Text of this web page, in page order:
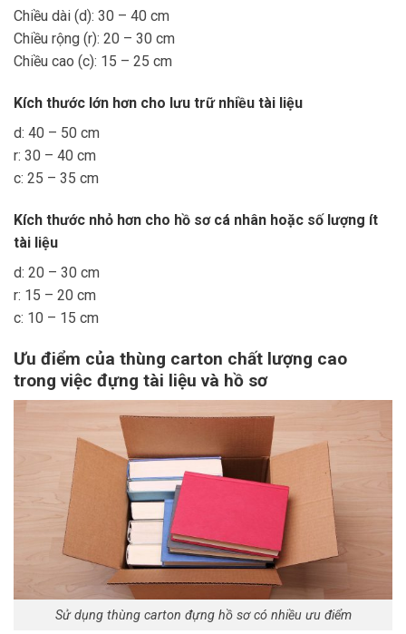
Chiều dài (d): 30 – 40 cm
Chiều rộng (r): 20 – 30 cm
Chiều cao (c): 15 – 25 cm
Kích thước lớn hơn cho lưu trữ nhiều tài liệu
d: 40 – 50 cm
r: 30 – 40 cm
c: 25 – 35 cm
Kích thước nhỏ hơn cho hồ sơ cá nhân hoặc số lượng ít
tài liệu
d: 20 – 30 cm
r: 15 – 20 cm
c: 10 – 15 cm
Ưu điểm của thùng carton chất lượng cao
trong việc đựng tài liệu và hồ sơ
Sử dụng thùng carton đựng hồ sơ có nhiều ưu điểm